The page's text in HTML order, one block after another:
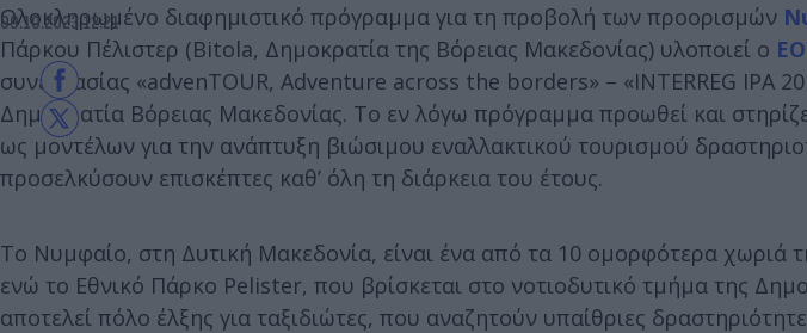
09.10.2023 12:21
Ολοκληρωμένο διαφημιστικό πρόγραμμα για τη προβολή των προορισμών
Πάρκου Πέλιστερ (Bitola, Δημοκρατία της Βόρειας Μακεδονίας) υλοποιεί ο
συνεργασίας «advenTOUR, Adventure across the borders» – «INTERREG IPA
Δημοκρατία Βόρειας Μακεδονίας. Το εν λόγω πρόγραμμα προωθεί και
ως μοντέλων για την ανάπτυξη βιώσιμου εναλλακτικού τουρισμού
προσελκύσουν επισκέπτες καθ’ όλη τη διάρκεια του έτους.
Το Νυμφαίο, στη Δυτική Μακεδονία, είναι ένα από τα 10 ομορφότερα χωριά
ενώ το Εθνικό Πάρκο Pelister, που βρίσκεται στο νοτιοδυτικό τμήμα της
αποτελεί πόλο έλξης για ταξιδιώτες, που αναζητούν υπαίθριες